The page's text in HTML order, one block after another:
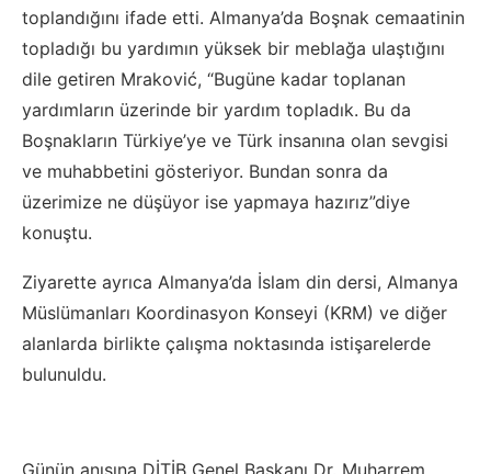
toplandığını ifade etti. Almanya’da Boşnak cemaatinin
topladığı bu yardımın yüksek bir meblağa ulaştığını
dile getiren Mraković, “Bugüne kadar toplanan
yardımların üzerinde bir yardım topladık. Bu da
Boşnakların Türkiye’ye ve Türk insanına olan sevgisi
ve muhabbetini gösteriyor. Bundan sonra da
üzerimize ne düşüyor ise yapmaya hazırız”diye
konuştu.
Ziyarette ayrıca Almanya’da İslam din dersi, Almanya
Müslümanları Koordinasyon Konseyi (KRM) ve diğer
alanlarda birlikte çalışma noktasında istişarelerde
bulunuldu.